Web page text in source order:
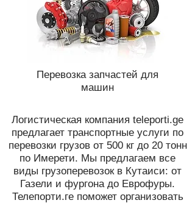
Перевозка запчастей для
машин
Логистическая компания teleporti.ge
предлагает транспортные услуги по
перевозки грузов от 500 кг до 20 тонн
по Имерети. Мы предлагаем все
виды грузоперевозок в Кутаиси: от
Газели и фургона до Еврофуры.
Телепорти.ге поможет организовать